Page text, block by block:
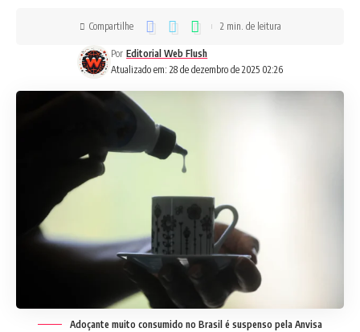
Atualizado em: 28 de dezembro de 2025 02:26
Por Editorial Web Flush
Compartilhe 2 min. de leitura
Adoçante muito consumido no Brasil é suspenso pela Anvisa